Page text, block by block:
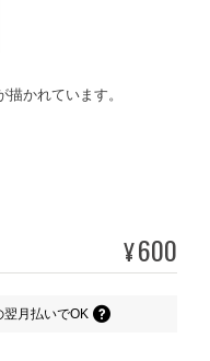
かれています。
¥600
翌月払いでOK